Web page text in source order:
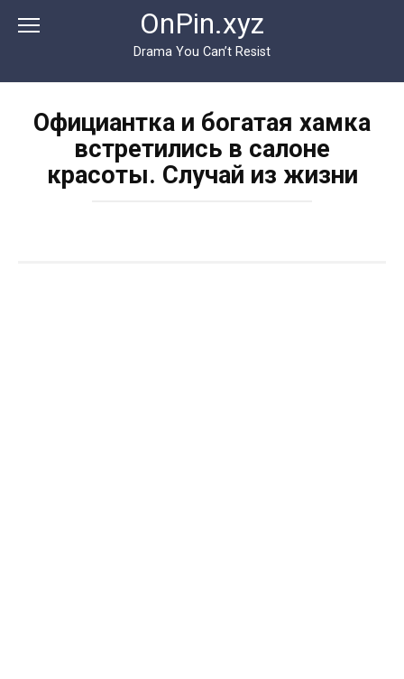
OnPin.xyz
Drama You Can’t Resist
Официантка и богатая хамка
встретились в салоне
красоты. Случай из жизни